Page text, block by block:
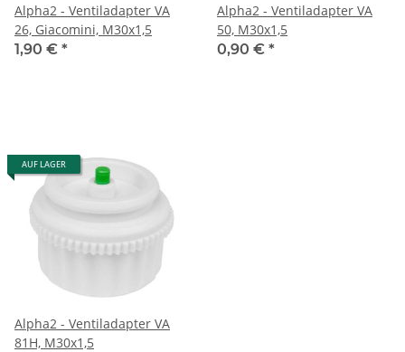
Alpha2 - Ventiladapter VA
26, Giacomini, M30x1,5
1,90 € *
Alpha2 - Ventiladapter VA
50, M30x1,5
0,90 € *
AUF LAGER
Alpha2 - Ventiladapter VA
81H, M30x1,5